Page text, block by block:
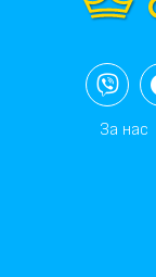
За нас